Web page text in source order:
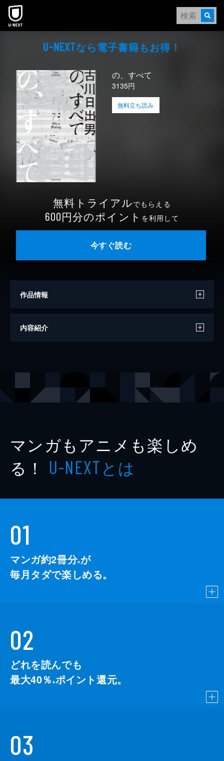
本文へスキップ
U-NEXTなら電⼦書籍もお得！
の、すべて
3135円
無料立ち読み
無料トライアルでもらえる
600円分のポイント を利用して
今すぐ読む
作品情報
著者
内容紹介
マンガもアニメも楽しめ
る！ U-NEXTとは
01
マンガ約2冊分※が
毎月タダで楽しめる。
02
どれを読んでも
最大40％ ※ポイント還元。
03